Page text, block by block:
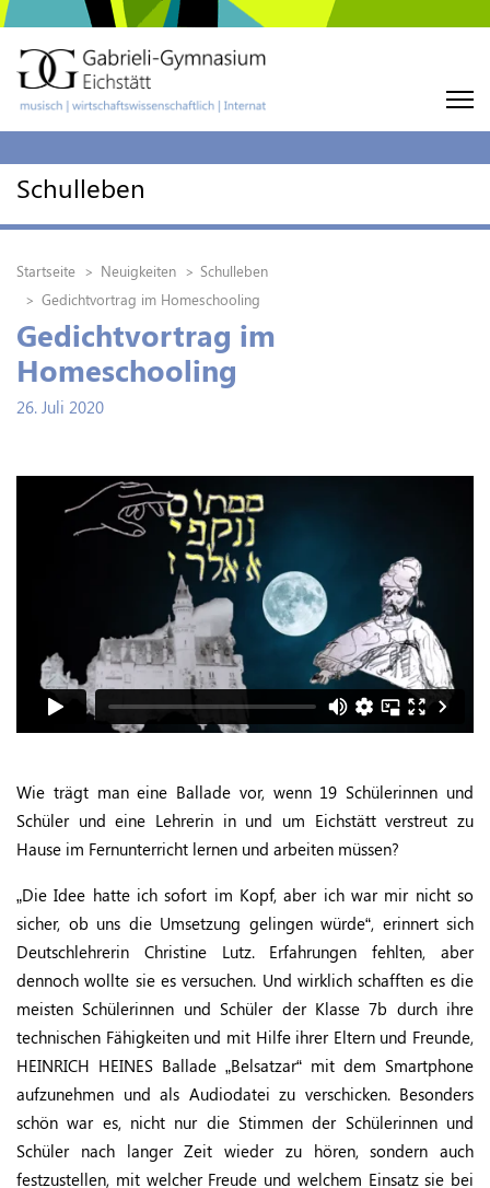
Schulleben
Startseite Neuigkeiten
Schulleben
Gedichtvortrag im Homeschooling
Gedichtvortrag im
Homeschooling
26. Juli 2020
Wie trägt man eine Ballade vor, wenn 19 Schülerinnen und
Schüler und eine Lehrerin in und um Eichstätt verstreut zu
Hause im Fernunterricht lernen und arbeiten müssen?
„Die Idee hatte ich sofort im Kopf, aber ich war mir nicht so
sicher, ob uns die Umsetzung gelingen würde“, erinnert sich
Deutschlehrerin Christine Lutz. Erfahrungen fehlten, aber
dennoch wollte sie es versuchen. Und wirklich schafften es die
meisten Schülerinnen und Schüler der Klasse 7b durch ihre
technischen Fähigkeiten und mit Hilfe ihrer Eltern und Freunde,
HEINRICH HEINES Ballade „Belsatzar“ mit dem Smartphone
aufzunehmen und als Audiodatei zu verschicken. Besonders
schön war es, nicht nur die Stimmen der Schülerinnen und
Schüler nach langer Zeit wieder zu hören, sondern auch
festzustellen, mit welcher Freude und welchem Einsatz sie bei